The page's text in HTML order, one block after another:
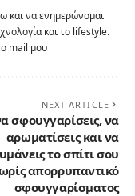
και να ενημερώνομαι
και το lifestyle.
mail μου
NEXT ARTICLE
σφουγγαρίσεις, να
αρωματίσεις και να
το σπίτι σου
απορρυπαντικό
σφουγγαρίσματος